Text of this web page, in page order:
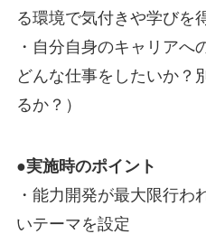
る環境で気付きや学びを
・自分自身のキャリアへ
どんな仕事をしたいか？
るか？）
●実施時のポイント
・能力開発が最大限行わ
いテーマを設定